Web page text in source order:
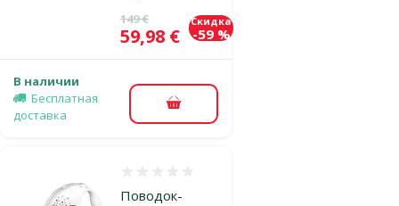
Исходная цена
149 €
Цена
59,98 €
Скидка
-59 %
В наличии
Бесплатная
доставка
В корзину
Поводок-